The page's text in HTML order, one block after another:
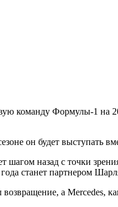
команду Формулы-1 на
он будет выступать
назад с точки
станет партнером
а Mercedes,